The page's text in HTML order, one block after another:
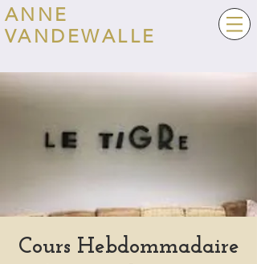
ANNE
VANDEWALLE
Cours Hebdommadaire